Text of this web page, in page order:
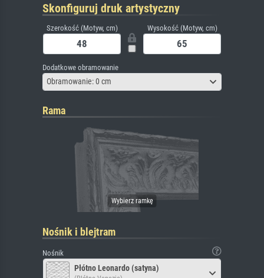
Skonfiguruj druk artystyczny
Szerokość (Motyw, cm) Wysokość (Motyw, cm)
Dodatkowe obramowanie
Obramowanie: 0 cm
Rama
Nośnik i blejtram
Nośnik
Płótno Leonardo (satyna)